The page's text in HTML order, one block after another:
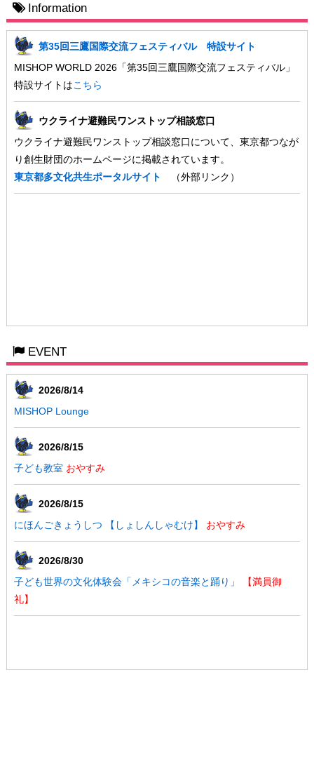
Information
第35回三鷹国際交流フェスティバル 特設サイト
MISHOP WORLD 2026「第35回三鷹国際交流フェスティバル」
特設サイトはこちら
ウクライナ避難民ワンストップ相談窓口
ウクライナ避難民ワンストップ相談窓口について、東京都つなが
り創生財団のホームページに掲載されています。
東京都多文化共生ポータルサイト
（外部リンク）
EVENT
2026/8/14
MISHOP Lounge
2026/8/15
子ども教室 おやすみ
2026/8/15
にほんごきょうしつ 【しょしんしゃむけ】 おやすみ
2026/8/30
子ども世界の文化体験会「メキシコの音楽と踊り」
【満員御
礼】